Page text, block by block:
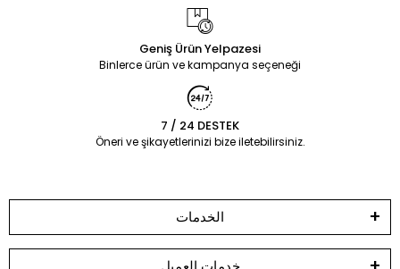
Geniş Ürün Yelpazesi
Binlerce ürün ve kampanya seçeneği
7 / 24 DESTEK
Öneri ve şikayetlerinizi bize iletebilirsiniz.
الخدمات